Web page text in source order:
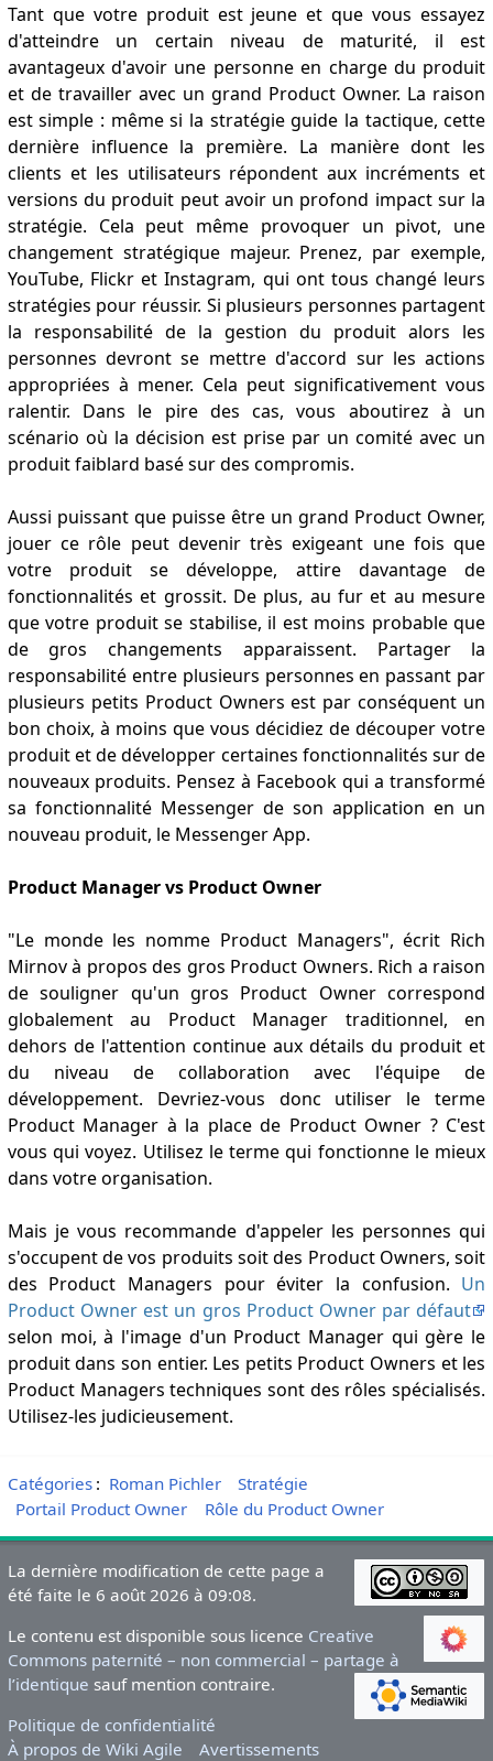
Tant que votre produit est jeune et que vous essayez
d'atteindre un certain niveau de maturité, il est
avantageux d'avoir une personne en charge du produit
et de travailler avec un grand Product Owner. La raison
est simple : même si la stratégie guide la tactique, cette
dernière influence la première. La manière dont les
clients et les utilisateurs répondent aux incréments et
versions du produit peut avoir un profond impact sur la
stratégie. Cela peut même provoquer un pivot, une
changement stratégique majeur. Prenez, par exemple,
YouTube, Flickr et Instagram, qui ont tous changé leurs
stratégies pour réussir. Si plusieurs personnes partagent
la responsabilité de la gestion du produit alors les
personnes devront se mettre d'accord sur les actions
appropriées à mener. Cela peut significativement vous
ralentir. Dans le pire des cas, vous aboutirez à un
scénario où la décision est prise par un comité avec un
produit faiblard basé sur des compromis.
Aussi puissant que puisse être un grand Product Owner,
jouer ce rôle peut devenir très exigeant une fois que
votre produit se développe, attire davantage de
fonctionnalités et grossit. De plus, au fur et au mesure
que votre produit se stabilise, il est moins probable que
de gros changements apparaissent. Partager la
responsabilité entre plusieurs personnes en passant par
plusieurs petits Product Owners est par conséquent un
bon choix, à moins que vous décidiez de découper votre
produit et de développer certaines fonctionnalités sur de
nouveaux produits. Pensez à Facebook qui a transformé
sa fonctionnalité Messenger de son application en un
nouveau produit, le Messenger App.
Product Manager vs Product Owner
"Le monde les nomme Product Managers", écrit Rich
Mirnov à propos des gros Product Owners. Rich a raison
de souligner qu'un gros Product Owner correspond
globalement au Product Manager traditionnel, en
dehors de l'attention continue aux détails du produit et
du niveau de collaboration avec l'équipe de
développement. Devriez-vous donc utiliser le terme
Product Manager à la place de Product Owner ? C'est
vous qui voyez. Utilisez le terme qui fonctionne le mieux
dans votre organisation.
Mais je vous recommande d'appeler les personnes qui
s'occupent de vos produits soit des Product Owners, soit
des Product Managers pour éviter la confusion. Un
Product Owner est un gros Product Owner par défaut
selon moi, à l'image d'un Product Manager qui gère le
produit dans son entier. Les petits Product Owners et les
Product Managers techniques sont des rôles spécialisés.
Utilisez-les judicieusement.
Catégories: Roman Pichler
Stratégie
Portail Product Owner
Rôle du Product Owner
La dernière modification de cette page a
été faite le 6 août 2026 à 09:08.
Le contenu est disponible sous licence Creative
Commons paternité – non commercial – partage à
l’identique sauf mention contraire.
Politique de confidentialité
À propos de Wiki Agile
Avertissements